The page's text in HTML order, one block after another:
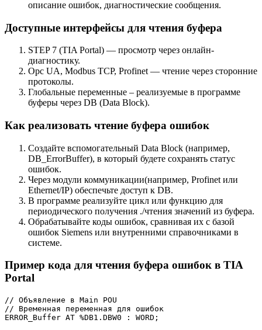
описание ошибок, диагностические сообщения.
Доступные интерфейсы для чтения буфера
STEP 7 (TIA Portal) — просмотр через онлайн-
диагностику.
Opc UA, Modbus TCP, Profinet — чтение через сторонние
протоколы.
Глобальные переменные – реализуемые в программе
буферы через DB (Data Block).
Как реализовать чтение буфера ошибок
Создайте вспомогательный Data Block (например,
DB_ErrorBuffer), в который будете сохранять статус
ошибок.
Через модули коммуникации(например, Profinet или
Ethernet/IP) обеспечьте доступ к DB.
В программе реализуйте цикл или функцию для
периодического получения ./чтения значений из буфера.
Обрабатывайте коды ошибок, сравнивая их с базой
ошибок Siemens или внутренними справочниками в
системе.
Пример кода для чтения буфера ошибок в TIA
Portal
// Объявление в Main POU
// Временная переменная для ошибок
ERROR_Buffer AT %DB1.DBW0 : WORD;